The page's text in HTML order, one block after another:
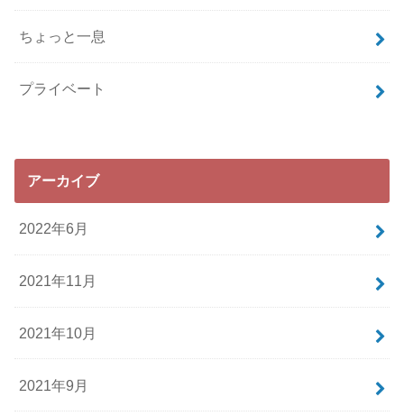
ちょっと一息
プライベート
アーカイブ
2022年6月
2021年11月
2021年10月
2021年9月